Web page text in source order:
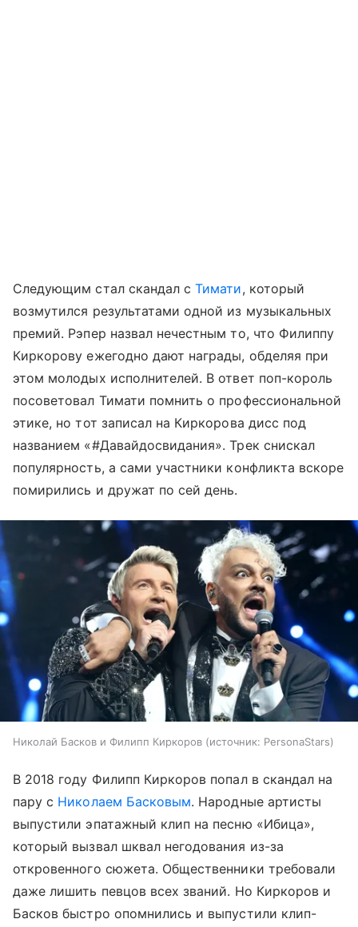
Следующим стал скандал сТимати, который
возмутился результатами одной из музыкальных
премий. Рэпер назвал нечестным то, что Филиппу
Киркорову ежегодно дают награды, обделяя при
этом молодых исполнителей. В ответ поп-король
посоветовал Тимати помнить о профессиональной
этике, но тот записал на Киркорова дисс под
названием «#Давайдосвидания». Трек снискал
популярность, а сами участники конфликта вскоре
помирились и дружат по сей день.
​Николай Басков и Филипп Киркоров источник: PersonaStars
В 2018 году Филипп Киркоров попал в скандал на
пару с Николаем Басковым. Народные артисты
выпустили эпатажный клип на песню «Ибица»,
который вызвал шквал негодования из-за
откровенного сюжета. Общественники требовали
даже лишить певцов всех званий. Но Киркоров и
Басков быстро опомнились и выпустили клип-